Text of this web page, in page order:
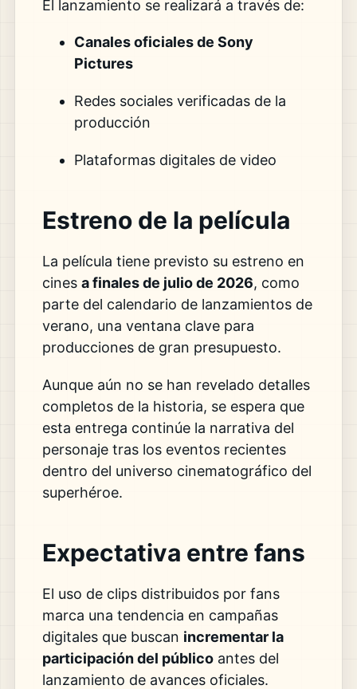
El lanzamiento se realizará a través de:
Canales oficiales de Sony
Pictures
Redes sociales verificadas de la
producción
Plataformas digitales de video
Estreno de la película
La película tiene previsto su estreno en
cines a finales de julio de 2026, como
parte del calendario de lanzamientos de
verano, una ventana clave para
producciones de gran presupuesto.
Aunque aún no se han revelado detalles
completos de la historia, se espera que
esta entrega continúe la narrativa del
personaje tras los eventos recientes
dentro del universo cinematográfico del
superhéroe.
Expectativa entre fans
El uso de clips distribuidos por fans
marca una tendencia en campañas
digitales que buscan incrementar la
participación del públicoantes del
lanzamiento de avances oficiales.